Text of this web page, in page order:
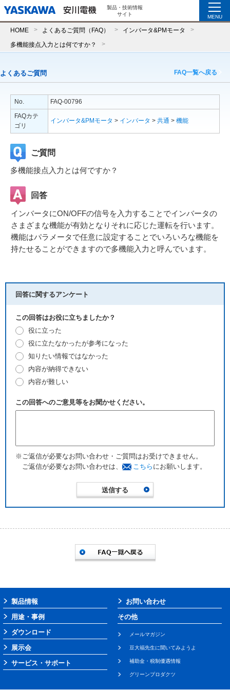
製品・技術情報
サイト
MENU
HOME よくあるご質問（FAQ） インバータ&PMモータ
多機能接点入力とは何ですか？
よくあるご質問 FAQ一覧へ戻る
No.
FAQ-00796
FAQカテ
ゴリ
インバータ&PMモータ > インバータ > 共通 > 機能
ご質問
多機能接点入力とは何ですか？
回答
インバータにON/OFFの信号を入力することでインバータの
さまざまな機能が有効となりそれに応じた運転を行います。
機能はパラメータで任意に設定することでいろいろな機能を
持たせることができますので多機能入力と呼んでいます。
回答に関するアンケート
この回答はお役に立ちましたか？
役に立った
役に立たなかったが参考になった
知りたい情報ではなかった
内容が納得できない
内容が難しい
この回答へのご意見等をお聞かせください。
※ご返信が必要なお問い合わせ・ご質問はお受けできません。
ご返信が必要なお問い合わせは、
こちら にお願いします。
製品情報
用途・事例
ダウンロード
展示会
サービス・サポート
お問い合わせ
その他
メールマガジン
豆大福先生に聞いてみようよ
補助金・税制優遇情報
グリーンプロダクツ